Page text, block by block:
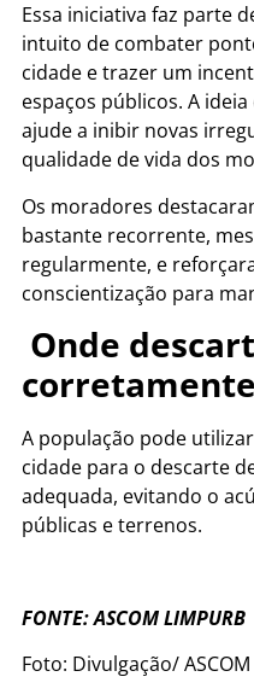
Essa iniciativa faz parte
intuito de combater
cidade e trazer um
espaços públicos. A
ajude a inibir novas
qualidade de vida dos
Os moradores
bastante recorrente,
regularmente, e
conscientização para
Onde
corretamente
A população pode
cidade para o descarte
adequada, evitando o
públicas e terrenos.
FONTE: ASCOM LIMPURB
Foto: Divulgação/ ASCOM